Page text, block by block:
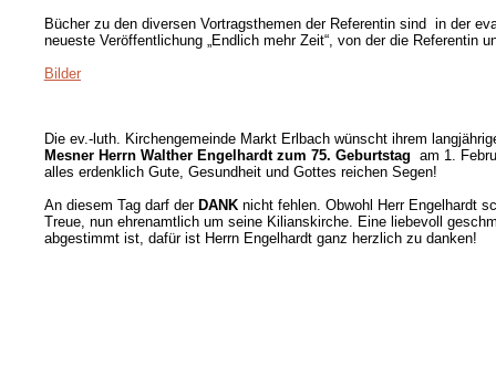
Bücher zu den diversen Vortragsthemen der Referentin sind in der
neueste Veröffentlichung „Endlich mehr Zeit“, von der die Referentin
Bilder
Die ev.-luth. Kirchengemeinde Markt Erlbach wünscht ihrem
Mesner Herrn Walther Engelhardt zum 75. Geburtstag am 1.
alles erdenklich Gute, Gesundheit und Gottes reichen Segen!
An diesem Tag darf der DANKnicht fehlen. Obwohl Herr Engelhardt
Treue, nun ehrenamtlich um seine Kilianskirche. Eine liebevoll
abgestimmt ist, dafür ist Herrn Engelhardt ganz herzlich zu danken!